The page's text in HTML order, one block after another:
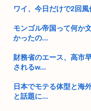
ワイ、今日だけで2回風
モンゴル帝国って何か
かったの...
財務省のエース、高市
されるw...
日本でモテる体型と海
と話題に...